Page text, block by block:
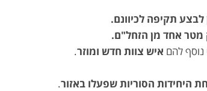
לבצע תקיפה לכיוונם.
אחד מן הזחל"ם.
נוסף להם איש צוות חדש ומוזר.
היחידות הסוריות שפעלו באזור.